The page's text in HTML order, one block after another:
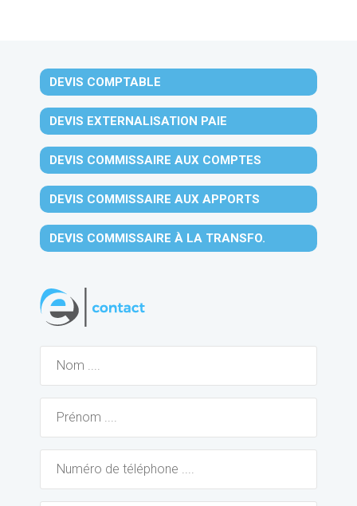
DEVIS COMPTABLE
DEVIS EXTERNALISATION PAIE
DEVIS COMMISSAIRE AUX COMPTES
DEVIS COMMISSAIRE AUX APPORTS
DEVIS COMMISSAIRE À LA TRANSFO.